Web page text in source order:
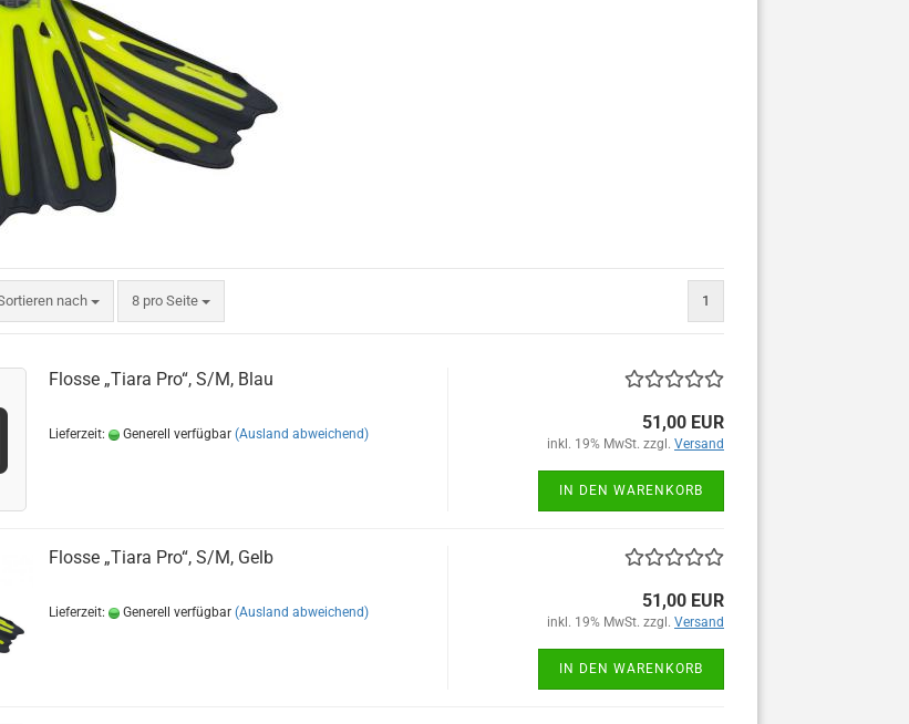
nach
nach 8 pro Seite
pro Seite 1
Flosse „Tiara Pro“, S/M, Blau
Lieferzeit: Generell verfügbar (Ausland abweichend)
51,00 EUR
inkl. 19% MwSt. zzgl. Versand
IN DEN WARENKORB
Flosse „Tiara Pro“, S/M, Gelb
Lieferzeit: Generell verfügbar (Ausland abweichend)
51,00 EUR
inkl. 19% MwSt. zzgl. Versand
IN DEN WARENKORB